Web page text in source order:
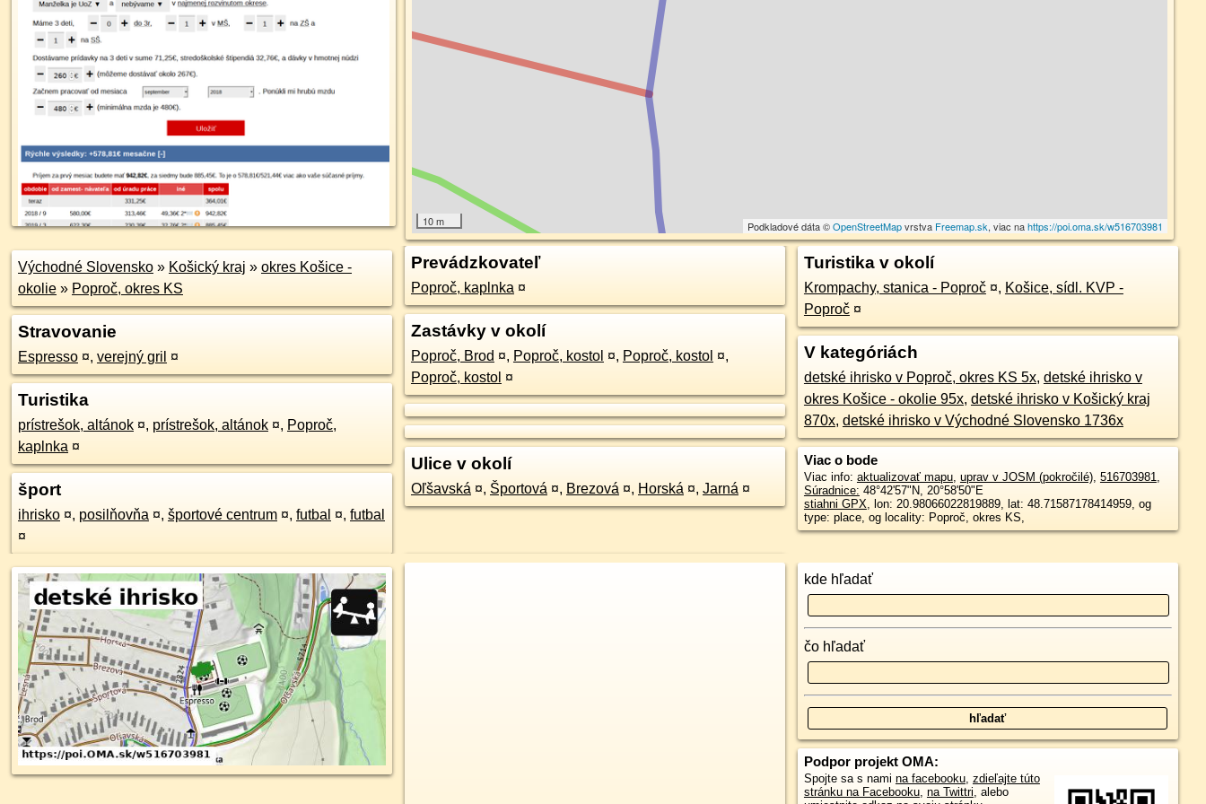
10 m Podkladové dáta ©OpenStreetMapvrstva Freemap.sk, viac nahttps://poi.oma.sk/w516703981
Východné Slovensko » Košický kraj » okres Košice -
okolie » Poproč, okres KS
Stravovanie
Espresso ¤, verejný gril ¤
Turistika
prístrešok, altánok ¤, prístrešok, altánok ¤, Poproč,
kaplnka ¤
šport
ihrisko ¤, posilňovňa ¤, športové centrum ¤, futbal ¤, futbal
¤
Prevádzkovateľ
Poproč, kaplnka ¤
Zastávky v okolí
Poproč, Brod ¤, Poproč, kostol ¤, Poproč, kostol ¤,
Poproč, kostol ¤
Ulice v okolí
Oľšavská ¤, Športová ¤, Brezová ¤, Horská ¤, Jarná ¤
Turistika v okolí
Krompachy, stanica - Poproč ¤, Košice, sídl. KVP -
Poproč ¤
V kategóriách
detské ihrisko v Poproč, okres KS 5x, detské ihrisko v
okres Košice - okolie 95x, detské ihrisko v Košický kraj
870x, detské ihrisko v Východné Slovensko 1736x
Viac o bode
Viac info: aktualizovať mapu, uprav v JOSM (pokročilé), 516703981,
Súradnice: 48°42'57"N, 20°58'50"E
stiahni GPX, lon: 20.98066022819889, lat: 48.71587178414959, og
type: place, og locality: Poproč, okres KS,
kde hľadať
čo hľadať
Podpor projekt OMA:
Spojte sa s nami na facebooku, zdieľajte túto
stránku na Facebooku, na Twittri, alebo